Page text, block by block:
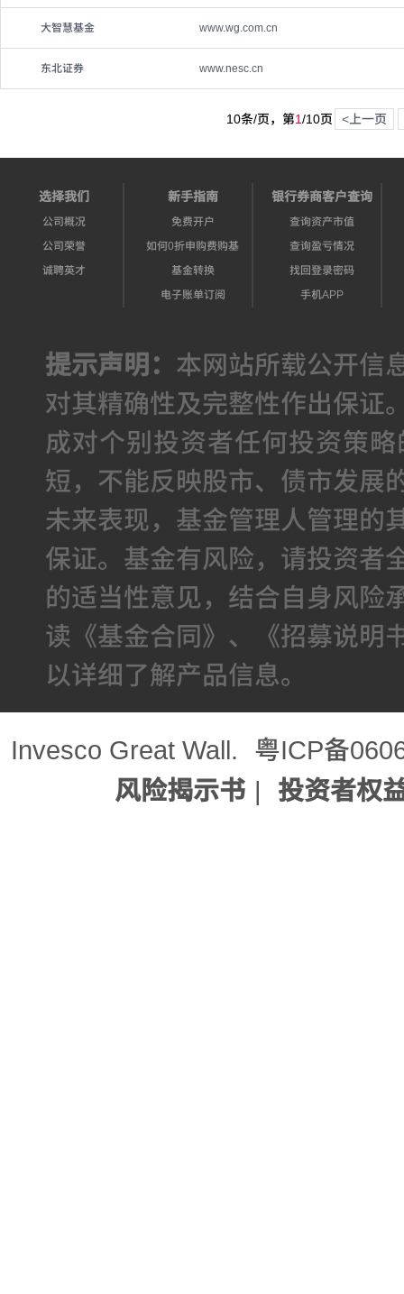
大智慧基金 www.wg.com.cn
东北证券 www.nesc.cn
10条/页，第1/10页 <上一页
选择我们
公司概况
公司荣誉
诚聘英才
新手指南
免费开户
如何0折申购费购基
基金转换
电子账单订阅
银行券商客户查询
查询资产市值
查询盈亏情况
找回登录密码
手机APP
提示声明： 本网站所载公开信
对其精确性及完整性作出保证
成对个别投资者任何投资策
短，不能反映股市、债市发展
未来表现，基金管理人管理的
保证。基金有风险，请投资者
的适当性意见，结合自身风险
读《基金合同》、《招募说明
以详细了解产品信息。
Invesco Great Wall.
粤ICP备
风险揭示书 | 投资者权